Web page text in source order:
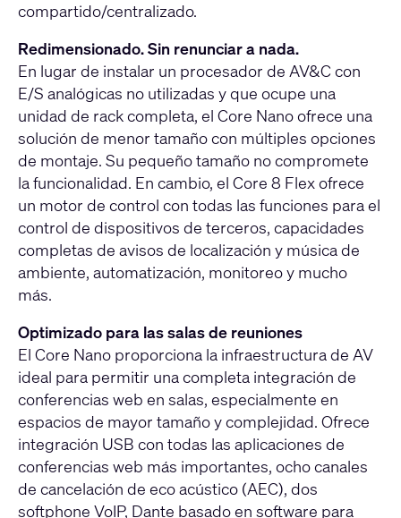
compartido/centralizado.
Redimensionado. Sin renunciar a nada.
En lugar de instalar un procesador de AV&C con
E/S analógicas no utilizadas y que ocupe una
unidad de rack completa, el Core Nano ofrece una
solución de menor tamaño con múltiples opciones
de montaje. Su pequeño tamaño no compromete
la funcionalidad. En cambio, el Core 8 Flex ofrece
un motor de control con todas las funciones para el
control de dispositivos de terceros, capacidades
completas de avisos de localización y música de
ambiente, automatización, monitoreo y mucho
más.
Optimizado para las salas de reuniones
El Core Nano proporciona la infraestructura de AV
ideal para permitir una completa integración de
conferencias web en salas, especialmente en
espacios de mayor tamaño y complejidad. Ofrece
integración USB con todas las aplicaciones de
conferencias web más importantes, ocho canales
de cancelación de eco acústico (AEC), dos
softphone VoIP, Dante basado en software para